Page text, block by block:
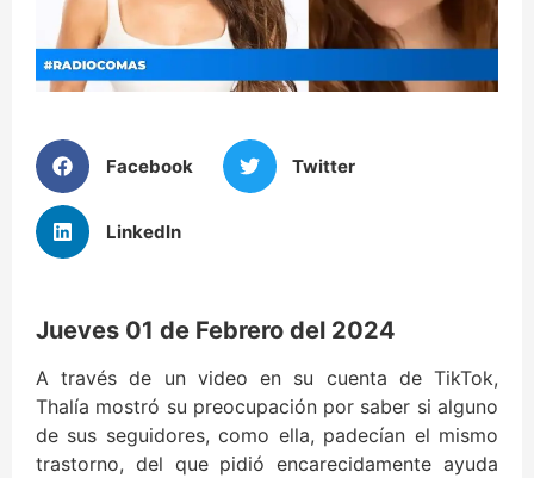
Facebook Twitter
LinkedIn
Jueves 01 de Febrero del 2024
A través de un video en su cuenta de TikTok,
Thalía mostró su preocupación por saber si alguno
de sus seguidores, como ella, padecían el mismo
trastorno, del que pidió encarecidamente ayuda